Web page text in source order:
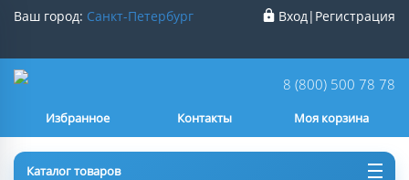
Ваш город: Санкт-Петербург
Нет
Вход| Регистрация
8 (800) 500 78 78
Контакты
Избранное Моя корзина
Каталог товаров